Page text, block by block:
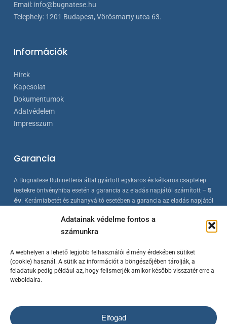
Adatainak védelme fontos a
számunkra
A webhelyen a lehető legjobb felhasználói élmény érdekében sütiket
(cookie) használ. A sütik az információt a böngészőjében tárolják, a
feladatuk pedig például az, hogy felismerjék amikor később visszatér erre a
weboldalra.
Elfogad
Email: info@bugnatese.hu
Telephely: 1201 Budapest, Vörösmarty utca 63.
Információk
Hírek
Kapcsolat
Dokumentumok
Adatvédelem
Impresszum
Garancia
A Bugnatese Rubinetteria által gyártott egykaros és kétkaros csaptelep
testekre öntvényhiba esetén a garancia az eladás napjától számított – 5
év. Kerámiabetét és zuhanyváltó esetében a garancia az eladás napjától
szabványokkal összhangban készülnek, folyamatos minőség-ellenőrzés